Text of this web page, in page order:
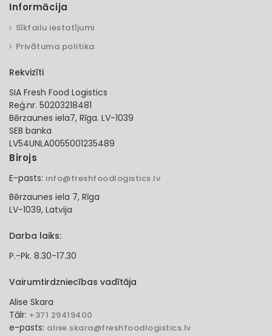
Informācija
Sīkfailu iestatījumi
Privātuma politika
Rekvizīti
SIA Fresh Food Logistics
Reģ.nr. 50203218481
Bērzaunes iela7, Rīga. LV-1039
SEB banka
LV54UNLA0055001235489
Birojs
E-pasts: info@freshfoodlogistics.lv
Bērzaunes iela 7, Rīga
LV-1039, Latvija
Darba laiks:
P.-Pk. 8.30-17.30
Vairumtirdzniecības vadītāja
Alise Skara
Tālr: +371 29419400
e-pasts: alise.skara@freshfoodlogistics.lv